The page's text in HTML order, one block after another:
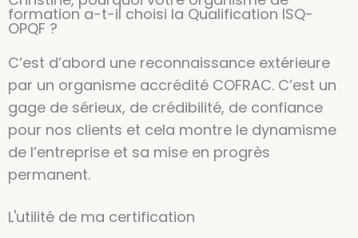
formation a-t-il choisi la Qualification ISQ-
OPQF ?
C’est d’abord une reconnaissance extérieure
par un organisme accrédité COFRAC. C’est un
gage de sérieux, de crédibilité, de confiance
pour nos clients et cela montre le dynamisme
de l’entreprise et sa mise en progrès
permanent.
L'utilité de ma certification